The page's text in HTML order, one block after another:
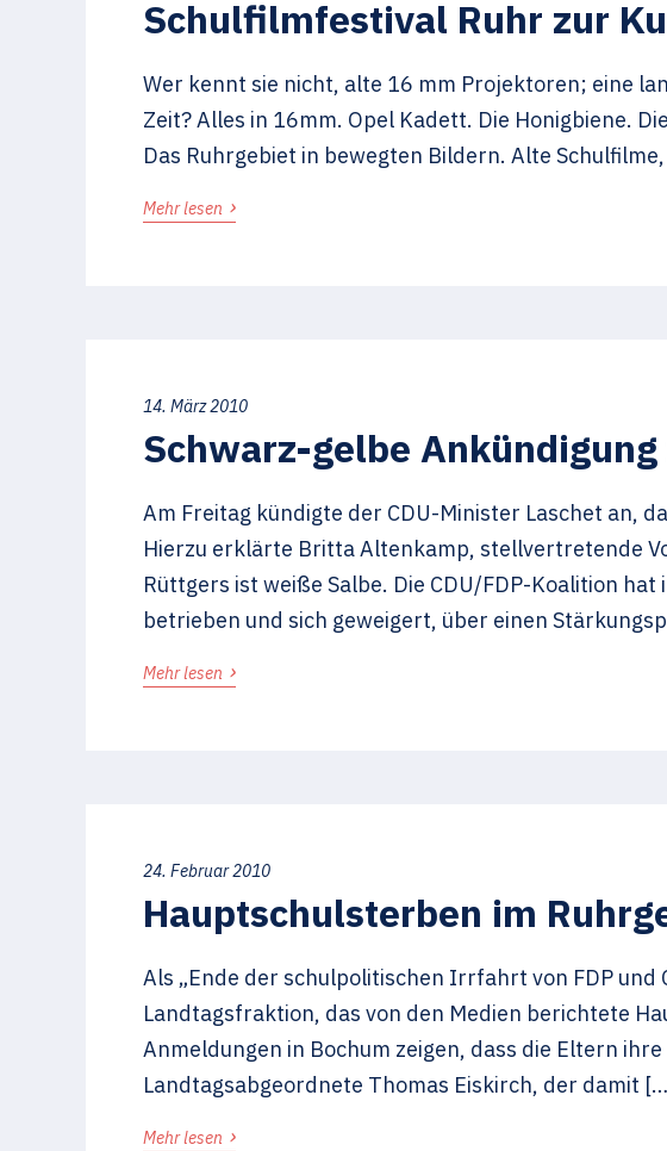
Schulfilmfestival Ruhr zur
Wer kennt sie nicht, alte 16 mm Projektoren; eine
Zeit? Alles in 16mm. Opel Kadett. Die Honigbiene.
Das Ruhrgebiet in bewegten Bildern. Alte
Mehr lesen ›
14. März 2010
Schwarz-gelbe
Am Freitag kündigte der CDU-Minister Laschet an,
Hierzu erklärte Britta Altenkamp, stellvertretende
Rüttgers ist weiße Salbe. Die CDU/FDP-Koalition
betrieben und sich geweigert, über einen
Mehr lesen ›
24. Februar 2010
Hauptschulsterben im
Als „Ende der schulpolitischen Irrfahrt von FDP
Landtagsfraktion, das von den Medien berichtete
Anmeldungen in Bochum zeigen, dass die Eltern
Landtagsabgeordnete Thomas Eiskirch, der damit
Mehr lesen ›